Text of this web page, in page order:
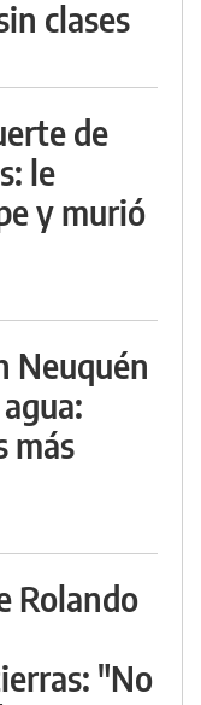
clases
de
le
y murió
Neuquén
más
Rolando
"No